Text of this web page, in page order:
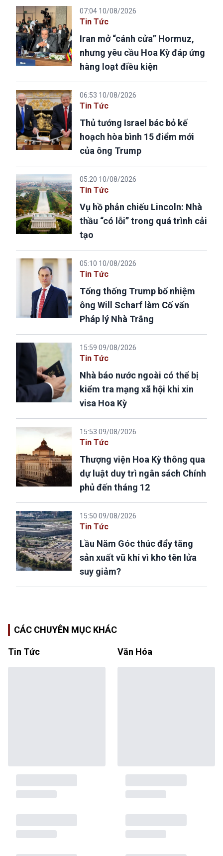
07:04 10/08/2026
Tin Tức
Iran mở “cánh cửa” Hormuz,
nhưng yêu cầu Hoa Kỳ đáp ứng
hàng loạt điều kiện
06:53 10/08/2026
Tin Tức
Thủ tướng Israel bác bỏ kế
hoạch hòa bình 15 điểm mới
của ông Trump
05:20 10/08/2026
Tin Tức
Vụ hồ phản chiếu Lincoln: Nhà
thầu “có lỗi” trong quá trình cải
tạo
05:10 10/08/2026
Tin Tức
Tổng thống Trump bổ nhiệm
ông Will Scharf làm Cố vấn
Pháp lý Nhà Trắng
15:59 09/08/2026
Tin Tức
Nhà báo nước ngoài có thể bị
kiểm tra mạng xã hội khi xin
visa Hoa Kỳ
15:53 09/08/2026
Tin Tức
Thượng viện Hoa Kỳ thông qua
dự luật duy trì ngân sách Chính
phủ đến tháng 12
15:50 09/08/2026
Tin Tức
Lầu Năm Góc thúc đẩy tăng
sản xuất vũ khí vì kho tên lửa
suy giảm?
CÁC CHUYÊN MỤC KHÁC
Tin Tức Văn Hóa